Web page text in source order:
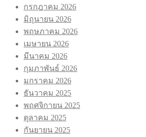
กรกฎาคม 2026
มิถุนายน 2026
พฤษภาคม 2026
เมษายน 2026
มีนาคม 2026
กุมภาพันธ์ 2026
มกราคม 2026
ธันวาคม 2025
พฤศจิกายน 2025
ตุลาคม 2025
กันยายน 2025